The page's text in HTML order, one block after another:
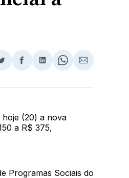
Compartilhar
Twitter
Compartilhar
Facebook
Compartilhar
LinkedIn
Share
WhatsApp
Compartilhar
Email
(20) a nova
a R$ 375,
Programas Sociais do